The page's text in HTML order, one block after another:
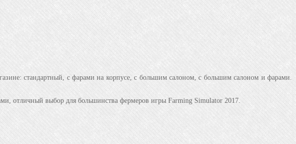
стандартный, с фарами на корпусе, с большим салоном, с большим салоном и фарами.
отличный выбор для большинства фермеров игры Farming Simulator 2017.